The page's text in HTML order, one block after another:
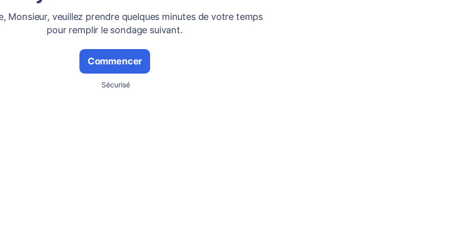
Monsieur, veuillez prendre quelques minutes de votre temps
pour remplir le sondage suivant.
Commencer
Sécurisé